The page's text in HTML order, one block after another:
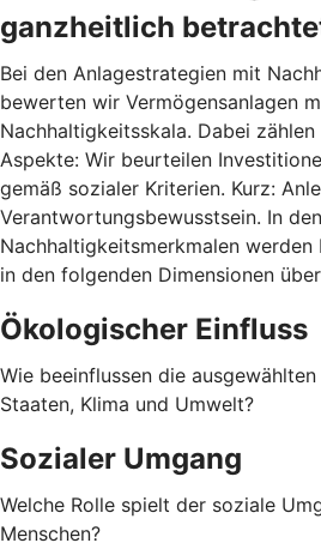
ganzheitlich
Bei den Anlagestrategien mit
bewerten wir Vermögensanlagen
Nachhaltigkeitsskala. Dabei
Aspekte: Wir beurteilen
gemäß sozialer Kriterien. Kurz:
Verantwortungsbewusstsein. In
Nachhaltigkeitsmerkmalen werden
in den folgenden Dimensionen
Ökologischer Einfluss
Wie beeinflussen die
Staaten, Klima und Umwelt?
Sozialer Umgang
Welche Rolle spielt der soziale
Menschen?